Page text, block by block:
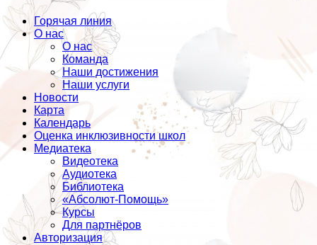
Горячая линия
О нас
О нас
Команда
Наши достижения
Наши услуги
Новости
Карта
Календарь
Оценка инклюзивности школ
Медиатека
Видеотека
Аудиотека
Библиотека
«Абсолют-Помощь»
Курсы
Для партнёров
Авторизация